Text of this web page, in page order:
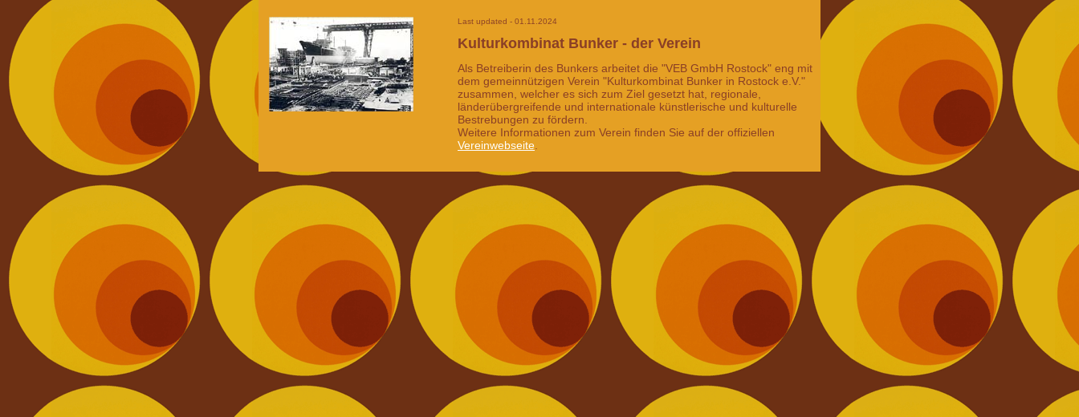
Last updated - 01.11.2024
Kulturkombinat Bunker - der Verein
Als Betreiberin des Bunkers arbeitet die "VEB GmbH Rostock" eng mit
dem gemeinnützigen Verein "Kulturkombinat Bunker in Rostock e.V."
zusammen, welcher es sich zum Ziel gesetzt hat, regionale,
länderübergreifende und internationale künstlerische und kulturelle
Bestrebungen zu fördern.
Weitere Informationen zum Verein finden Sie auf der offiziellen
Vereinwebseite